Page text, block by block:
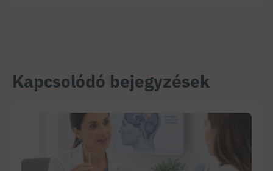
Kapcsolódó bejegyzések